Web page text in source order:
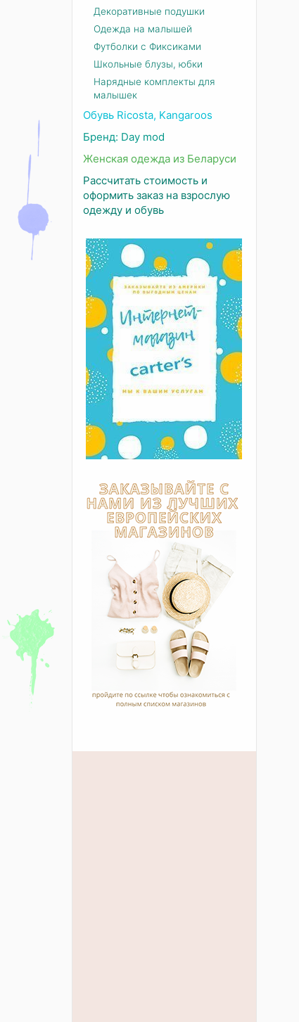
Декоративные подушки
Одежда на малышей
Футболки с Фиксиками
Школьные блузы, юбки
Нарядные комплекты для
малышек
Обувь Ricosta, Kangaroos
Бренд: Day mod
Женская одежда из Беларуси
Рассчитать стоимость и
оформить заказ на взрослую
одежду и обувь